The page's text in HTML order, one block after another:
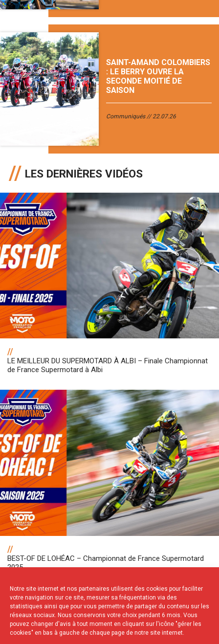
Notre site internet et nos partenaires utilisent des cookies pour faciliter
votre navigation sur ce site, mesurer sa fréquentation via des
statistiques ainsi que pour vous permettre de partager du contenu sur les
réseaux sociaux. Nous conservons votre choix pendant 6 mois. Vous
pouvez changer d'avis à tout moment en cliquant sur l'icône "gérer les
cookies" en bas à gauche de chaque page de notre site internet.
SAINT-AMAND COLOMBIERS
: LE BERRY OUVRE LA
SECONDE MOITIÉ DE
SAISON
Communiqués 22.07.26
LES DERNIÈRES VIDÉOS
//
LE MEILLEUR DU SUPERMOTARD À ALBI – Finale Championnat
de France Supermotard à Albi
//
BEST-OF DE LOHÉAC – Championnat de France Supermotard
2025
NOS PARTENAIRES